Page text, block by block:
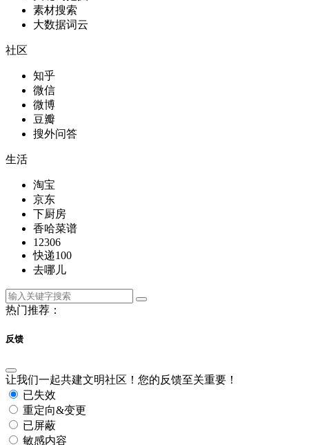
素材搜索
大数据词云
社区
知乎
微信
微博
豆瓣
搜外问答
生活
淘宝
京东
下厨房
香哈菜谱
12306
快递100
去哪儿
热门推荐：
反馈
让我们一起共建文明社区！您的反馈至关重要！
已失效
重定向&变更
已屏蔽
敏感内容